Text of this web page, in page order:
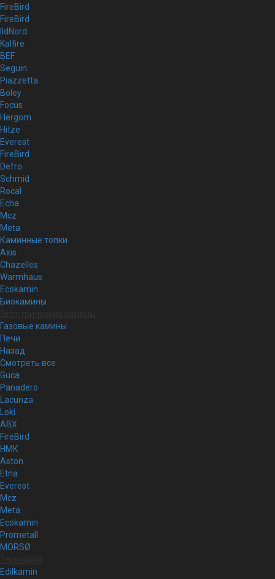
FireBird
FireBird
IldNord
Kalfire
BEF
Seguin
Piazzetta
Boley
Focus
Hergom
Hitze
Everest
FireBird
Defro
Schmid
Rocal
Echa
Mcz
Meta
Каминные топки
Axis
Chazelles
Warmhaus
Ecokamin
Биокамины
Газовые камины
Печи
Назад
Смотреть все
Guca
Panadero
Lacunza
Loki
ABX
FireBird
НМК
Aston
Etna
Everest
Mcz
Meta
Ecokamin
Prometall
MORSØ
Edilkamin